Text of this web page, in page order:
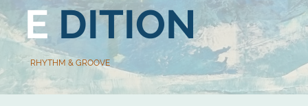
RHYTHM & GROOVE
E DITION